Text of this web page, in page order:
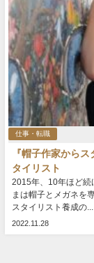
仕事・転職
『帽子作家から
タイリスト
2015年、10年ほど続
まは帽子とメガネを
スタイリスト養成の...
2022.11.28